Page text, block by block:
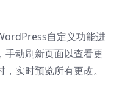
自定义功能进
手动刷新页面以查看更
实时预览所有更改。